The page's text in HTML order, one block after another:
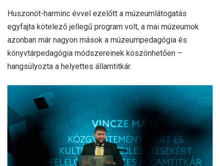
Huszonöt-harminc évvel ezelőtt a múzeumlátogatás
egyfajta kötelező jellegű program volt, a mai múzeumok
azonban már nagyon mások a múzeumpedagógia és
könyvtárpedagógia módszereinek köszönhetően –
hangsúlyozta a helyettes államtitkár.